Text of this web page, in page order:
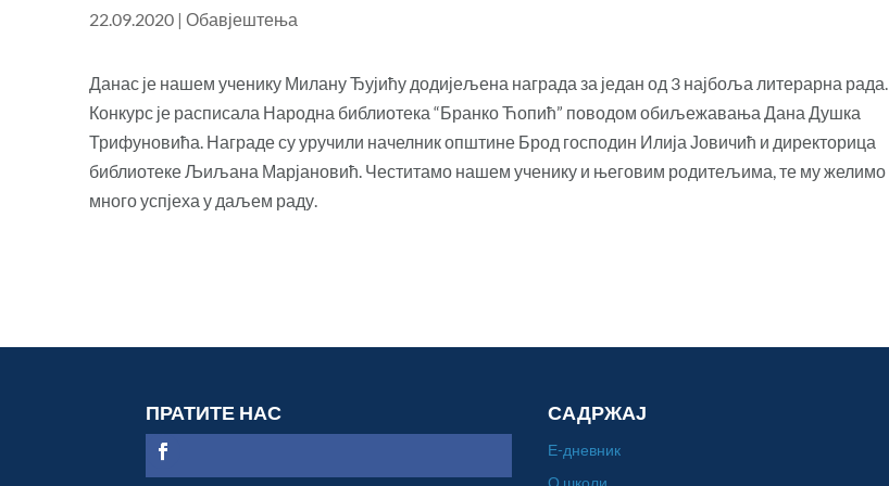
22.09.2020 | Обавјештења
Данас је нашем ученику Милану Ђујићу додијељена награда за један од 3 најбоља литерарна рада.
Конкурс је расписала Народна библиотека “Бранко Ћопић” поводом обиљежавања Дана Душка
Трифуновића. Награде су уручили начелник општине Брод господин Илија Јовичић и директорица
библиотеке Љиљана Марјановић. Честитамо нашем ученику и његовим родитељима, те му желимо
много успјеха у даљем раду.
ПРАТИТЕ НАС САДРЖАЈ
Е-дневник
О школи